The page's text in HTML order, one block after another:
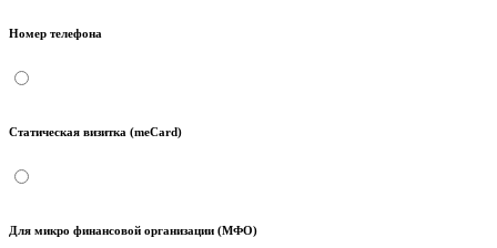
Номер телефона
Статическая визитка (meCard)
Для микро финансовой организации (МФО)